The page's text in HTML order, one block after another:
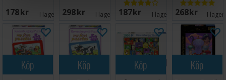
178 SEK I lager: 2298 SEK I lager:
Potter 1000
bitar
187 SEK I lager: 2
bitar
268 SEK I
Köp Köp Köp Köp